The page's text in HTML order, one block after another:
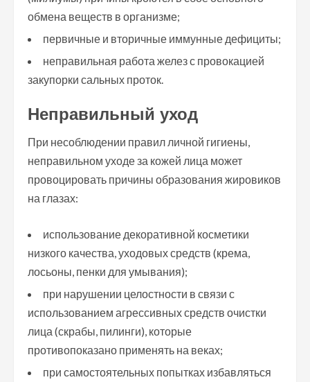
обмена веществ в организме;
первичные и вторичные иммунные дефициты;
неправильная работа желез с провокацией
закупорки сальных проток.
Неправильный уход
При несоблюдении правил личной гигиены,
неправильном уходе за кожей лица может
провоцировать причины образования жировиков
на глазах:
использование декоративной косметики
низкого качества, уходовых средств (крема,
лосьоны, пенки для умывания);
при нарушении целостности в связи с
использованием агрессивных средств очистки
лица (скрабы, пилинги), которые
противопоказано применять на веках;
при самостоятельных попытках избавляться